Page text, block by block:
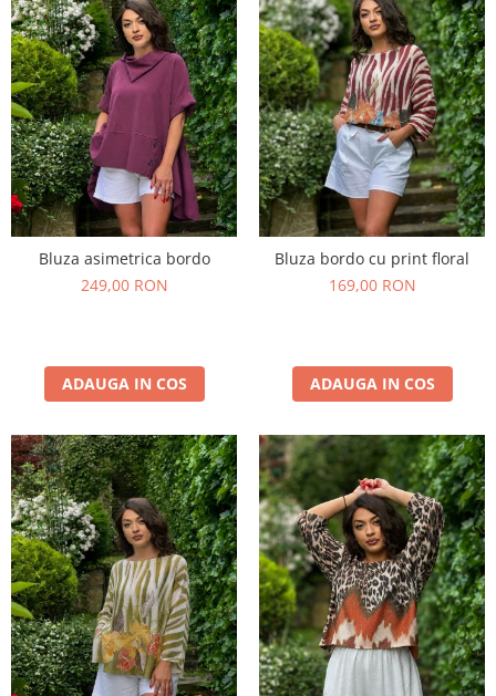
Bluza asimetrica bordo
249,00 RON
ADAUGA IN COS
Bluza bordo cu print floral
169,00 RON
ADAUGA IN COS